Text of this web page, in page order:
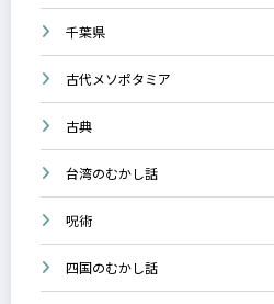
千葉県
古代メソポタミア
古典
台湾のむかし話
呪術
四国のむかし話